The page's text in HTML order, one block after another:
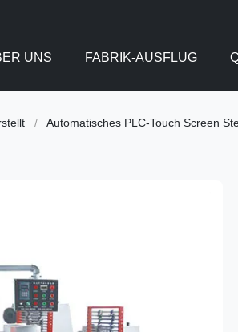
UNS FABRIK-AUSFLUG
/ Automatisches PLC-Touch Screen